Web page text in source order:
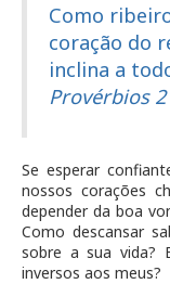
Como
coração do
inclina a
Provérbios
Se esperar
nossos corações
depender da boa
Como descansar
sobre a sua vida?
inversos aos meus?